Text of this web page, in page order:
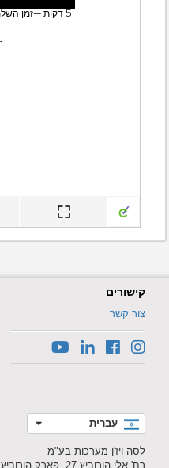
קישורים
צור קשר
עברית
לסה ויז'ן מערכות בע"מ
רח' אלי הורוביץ 27, פארק הורוביץ,